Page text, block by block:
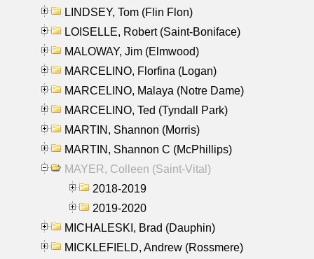
LINDSEY, Tom (Flin Flon)
LOISELLE, Robert (Saint-Boniface)
MALOWAY, Jim (Elmwood)
MARCELINO, Florfina (Logan)
MARCELINO, Malaya (Notre Dame)
MARCELINO, Ted (Tyndall Park)
MARTIN, Shannon (Morris)
MARTIN, Shannon C (McPhillips)
MAYER, Colleen (Saint-Vital)
2018-2019
2019-2020
MICHALESKI, Brad (Dauphin)
MICKLEFIELD, Andrew (Rossmere)